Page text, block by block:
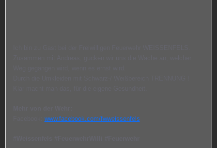
www.facebook.com/fwweissenfels